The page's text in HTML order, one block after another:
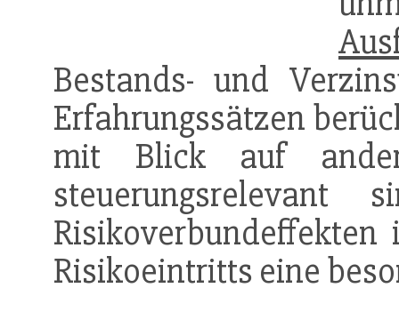
Bestands- und
Erfahrungssätzen
mit Blick auf
Risikoeintritts eine